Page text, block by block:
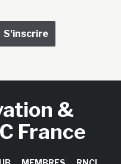
&
France